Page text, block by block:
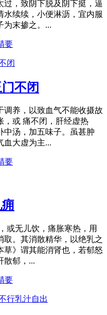
过，致阴下脱及阴下挺，逼
续续，小便淋沥，宜内服
为末掺之。...
要
不闭
调养，以致血气不能收摄故
，或 痛不闭，肝经虚热
中汤，加五味子。虽甚肿
血大虚为主...
要
痈
或无儿饮，痛胀寒热，用
取。其消散精华，以绝乳之
草》谓其能消肾也，若郁怒
散郁，...
要